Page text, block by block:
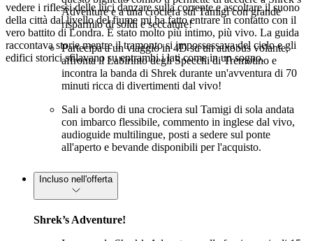
vedere i riflessi delle luci danzare sulla corrente e ascoltare il suono
della città dal livello del fiume mi ha fatto entrare in contatto con il
vero battito di Londra. È stato molto più intimo, più vivo. La guida
raccontava storie mentre il tramonto si impossessava del cielo e gli
edifici storici sfilavano su entrambi i lati come in un sogno.
Adventure e a una crociera sul Tamigi con grande
risparmio di soldi e seccature!
Partecipa a un viaggio in 4D su un autobus volante,
affronta il Labirinto degli Specchi di Tremotino e
incontra la banda di Shrek durante un'avventura di 70
minuti ricca di divertimenti dal vivo!
Sali a bordo di una crociera sul Tamigi di sola andata
con imbarco flessibile, commento in inglese dal vivo,
audioguide multilingue, posti a sedere sul ponte
all'aperto e bevande disponibili per l'acquisto.
Incluso nell'offerta
Shrek’s Adventure!